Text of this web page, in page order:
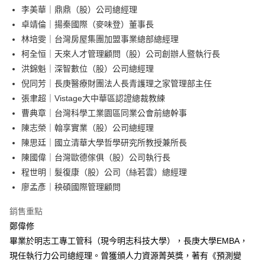
李美華｜鼎鼎（股）公司總經理
卓靖倫｜揚秦國際（麥味登）董事長
林培雯｜台灣房屋集團加盟事業總部總經理
柯全恒｜天來人才管理顧問（股）公司創辦人暨執行長
洪錦魁｜深智數位（股）公司總經理
倪同芳｜長庚醫療財團法人長青護理之家管理部主任
張聿超｜Vistage大中華區認證總裁教練
曹典章｜台灣科學工業園區同業公會前總幹事
陳志榮｜翰享實業（股）公司總經理
陳思廷｜國立清華大學哲學研究所教授兼所長
陳國偉｜台灣歐德傢俱（股）公司執行長
程世明｜髮復康（股）公司（絲若雲）總經理
廖孟彥｜秧碩國際管理顧問
銷售重點
鄭偉修
畢業於明志工專工管科（現今明志科技大學），長庚大學EMBA，
現任執行力公司總經理。曾獲頒人力資源菁英獎，著有《預測變